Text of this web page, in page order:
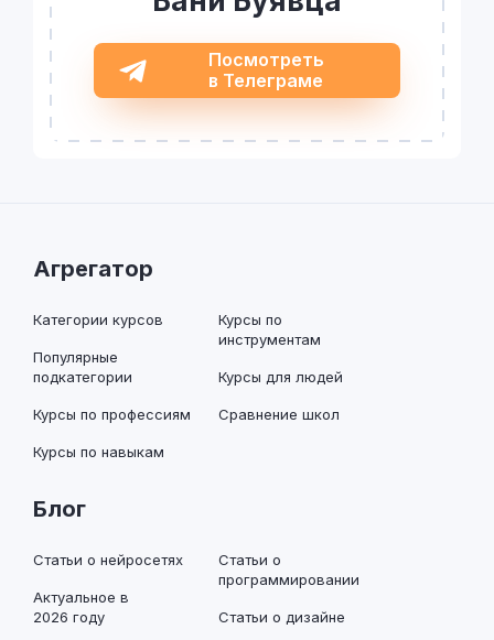
Посмотреть
в Телеграме
Агрегатор
Категории курсов
Популярные
подкатегории
Курсы по профессиям
Курсы по навыкам
Курсы по
инструментам
Курсы для людей
Сравнение школ
Блог
Статьи о нейросетях
Актуальное в
2026 году
Статьи о
программировании
Статьи о дизайне